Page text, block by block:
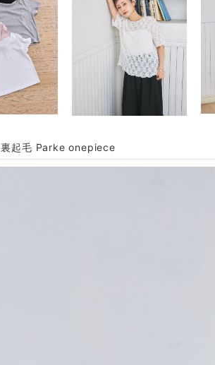
裏起毛 Parke onepiece